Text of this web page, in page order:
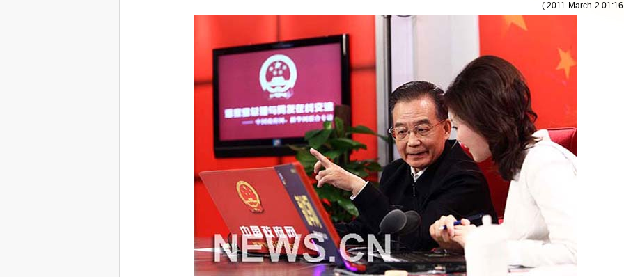
Máximo legislador chino elogia a periodistas por cubrir adecuadamente "dos
Máximo órgano asesor político de China concluye su sesión anual
Máximo órgamo asesor político de China concluirá sesión anual
Líderes chinos se integran a deliberaciones de legisladores
China pondrá mayor énfasis en el cumplimiento de la ley
( 2011-March-2